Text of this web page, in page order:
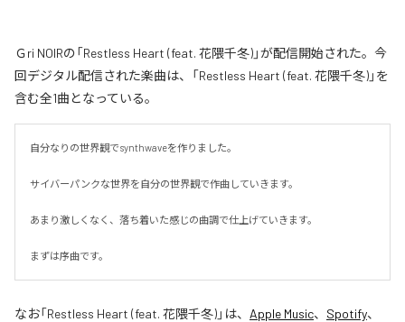
Ｇri NOIRの「Restless Heart (feat. 花隈千冬)」が配信開始された。今
回デジタル配信された楽曲は、「Restless Heart (feat. 花隈千冬)」を
含む全1曲となっている。
自分なりの世界観でsynthwaveを作りました。
サイバーパンクな世界を自分の世界観で作曲していきます。
あまり激しくなく、落ち着いた感じの曲調で仕上げていきます。
まずは序曲です。
なお「Restless Heart (feat. 花隈千冬)」は、 Apple Music、 Spotify、